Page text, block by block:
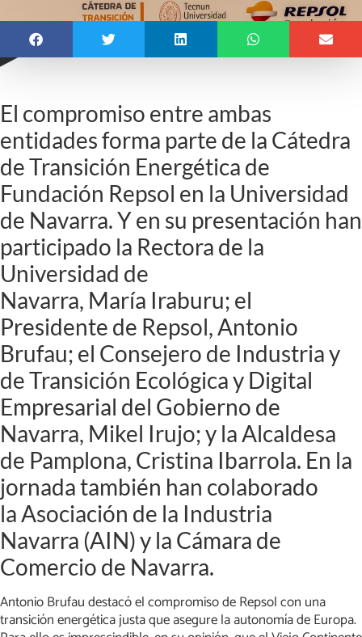
El compromiso entre ambas
entidades forma parte de la Cátedra
de Transición Energética de
Fundación Repsol en la Universidad
de Navarra. Y en su presentación han
participado la Rectora de la
Universidad de
Navarra, María Iraburu; el
Presidente de Repsol, Antonio
Brufau; el Consejero de Industria y
de Transición Ecológica y Digital
Empresarial del Gobierno de
Navarra, Mikel Irujo; y la Alcaldesa
de Pamplona, Cristina Ibarrola. En la
jornada también han colaborado
la Asociación de la Industria
Navarra (AIN) y la Cámara de
Comercio de Navarra.
Antonio Brufau destacó el compromiso de Repsol con una
transición energética justa que asegure la autonomía de Europa.